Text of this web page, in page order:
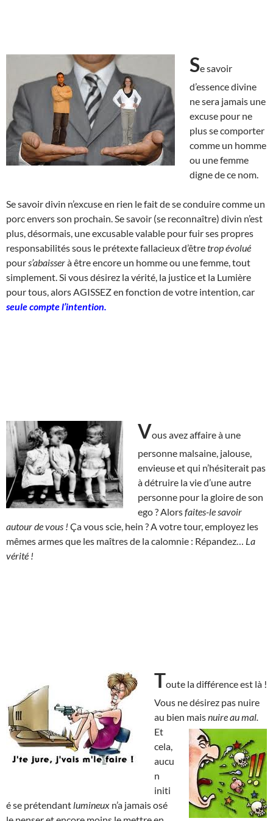
Se savoir
d’essence divine
ne sera jamais une
excuse pour ne
plus se comporter
comme un homme
ou une femme
digne de ce nom.
Se savoir divin n’excuse en rien le fait de se conduire comme un
porc envers son prochain. Se savoir (se reconnaître) divin n’est
plus, désormais, une excusable valable pour fuir ses propres
responsabilités sous le prétexte fallacieux d’êtretrop évolué
pour s’abaisserà être encore un homme ou une femme, tout
simplement. Si vous désirez la vérité, la justice et la Lumière
pour tous, alors AGISSEZ en fonction de votre intention, car
seule compte l’intention.
Vous avez affaire à une
personne malsaine, jalouse,
envieuse et qui n’hésiterait pas
à détruire la vie d’une autre
personne pour la gloire de son
ego ? Alorsfaites-le savoir
autour de vous ! Ça vous scie, hein ? A votre tour, employez les
mêmes armes que les maîtres de la calomnie : Répandez… La
vérité !
Toute la différence est là !
Vous ne désirez pas nuire
au bien maisnuire au mal.
Et
cela,
aucu
n
initi
é se prétendant lumineux n’a jamais osé